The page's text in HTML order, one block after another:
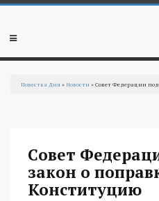
Перейти к основному содержанию
Мобильное
Повестка Дня »Новости » Совет Федерации
Совет
закон о
Конституцию